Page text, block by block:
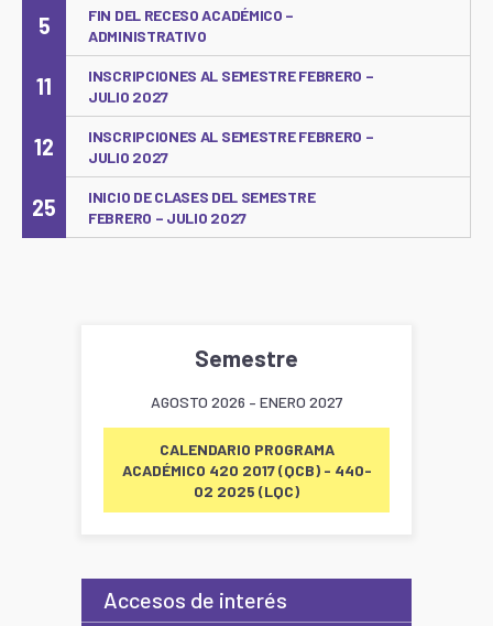
5
FIN DEL RECESO ACADÉMICO –
ADMINISTRATIVO
11
INSCRIPCIONES AL SEMESTRE FEBRERO –
JULIO 2027
12
INSCRIPCIONES AL SEMESTRE FEBRERO –
JULIO 2027
25
INICIO DE CLASES DEL SEMESTRE
FEBRERO – JULIO 2027
Semestre
AGOSTO 2026 – ENERO 2027
CALENDARIO PROGRAMA
ACADÉMICO 420 2017 (QCB) - 440-
02 2025 (LQC)
Accesos de interés